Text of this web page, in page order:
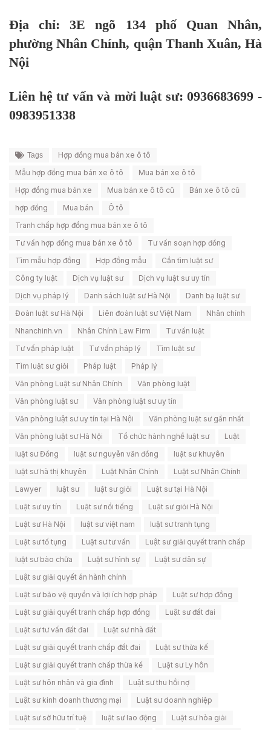
Địa chỉ: 3E ngõ 134 phố Quan Nhân,
phường Nhân Chính, quận Thanh Xuân, Hà
Nội
Liên hệ tư vấn và mời luật sư: 0936683699 -
0983951338
Tags
Hợp đồng mua bán xe ô tô
Mẫu hợp đồng mua bán xe ô tô
Mua bán xe ô tô
Hợp đồng mua bán xe
Mua bán xe ô tô cũ
Bán xe ô tô cũ
hợp đồng
Mua bán
Ô tô
Tranh chấp hợp đồng mua bán xe ô tô
Tư vấn hợp đồng mua bán xe ô tô
Tư vấn soạn hợp đồng
Tìm mẫu hợp đồng
Hợp đồng mẫu
Cần tìm luật sư
Công ty luật
Dịch vụ luật sư
Dịch vụ luật sư uy tín
Dịch vụ pháp lý
Danh sách luật sư Hà Nội
Danh bạ luật sư
Đoàn luật sư Hà Nội
Liên đoàn luật sư Việt Nam
Nhân chính
Nhanchinh.vn
Nhân Chính Law Firm
Tư vấn luật
Tư vấn pháp luật
Tư vấn pháp lý
Tìm luật sư
Tìm luật sư giỏi
Pháp luật
Pháp lý
Văn phòng Luật sư Nhân Chính
Văn phòng luật
Văn phòng luật sư
Văn phòng luật sư uy tín
Văn phòng luật sư uy tín tại Hà Nội
Văn phòng luật sư gần nhất
Văn phòng luật sư Hà Nội
Tổ chức hành nghề luật sư
Luật
luật sư Đồng
luật sư nguyễn văn đồng
luật sư khuyên
luật sư hà thị khuyên
Luật Nhân Chính
Luật sư Nhân Chính
Lawyer
luật sư luật sư giỏi
Luật sư tại Hà Nội
Luật sư uy tín
Luật sư nổi tiếng
Luật sư giỏi Hà Nội
Luật sư Hà Nội
luật sư việt nam
luật sư tranh tụng
Luật sư tố tụng
Luật sư tư vấn
Luật sư giải quyết tranh chấp
luật sư bào chữa
Luật sư hình sự
Luật sư dân sự
Luật sư giải quyết án hành chính
Luật sư bảo vệ quyền và lợi ích hợp pháp
Luật sư hợp đồng
Luật sư giải quyết tranh chấp hợp đồng
Luật sư đất đai
Luật sư tư vấn đất đai
Luật sư nhà đất
Luật sư giải quyết tranh chấp đất đai
Luật sư thừa kế
Luật sư giải quyết tranh chấp thừa kế
Luật sư Ly hôn
Luật sư hôn nhân và gia đình
Luật sư thu hồi nợ
Luật sư kinh doanh thương mại
Luật sư doanh nghiệp
Luật sư sở hữu trí tuệ
luật sư lao động
Luật sư hòa giải